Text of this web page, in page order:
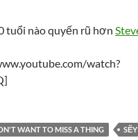
tuổi nào quyến rũ hơn
watch?
WANT TO MISS A THING SẼY